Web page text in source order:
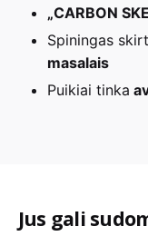
„CARBON
Spiningas
masalais
Puikiai tinka
Jus gali